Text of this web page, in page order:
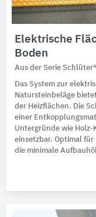
Elektrische
Boden
Aus der Serie
Das System zur
Natursteinbeläge
der Heizflächen. Die
einer
Untergründe wie
einsetzbar. Optimal
die minimale